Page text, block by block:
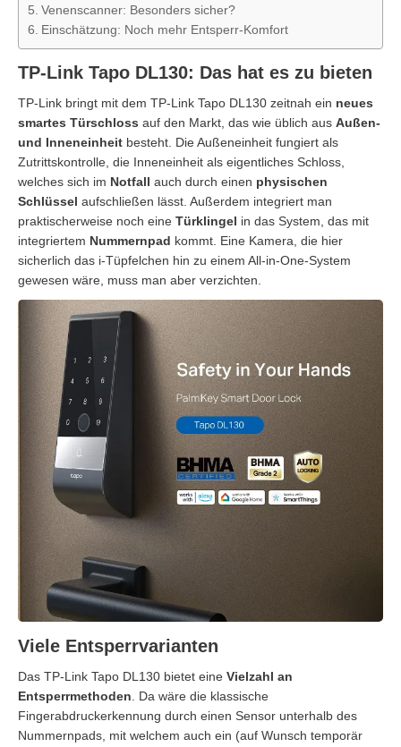
Venenscanner: Besonders sicher?
Einschätzung: Noch mehr Entsperr-Komfort
TP-Link Tapo DL130: Das hat es zu bieten
TP-Link bringt mit dem TP-Link Tapo DL130 zeitnah ein neues
smartes Türschloss auf den Markt, das wie üblich aus Außen-
und Inneneinheit besteht. Die Außeneinheit fungiert als
Zutrittskontrolle, die Inneneinheit als eigentliches Schloss,
welches sich im Notfall auch durch einen physischen
Schlüssel aufschließen lässt. Außerdem integriert man
praktischerweise noch eine Türklingel in das System, das mit
integriertem Nummernpad kommt. Eine Kamera, die hier
sicherlich das i-Tüpfelchen hin zu einem All-in-One-System
gewesen wäre, muss man aber verzichten.
Viele Entsperrvarianten
Das TP-Link Tapo DL130 bietet eine Vielzahl an
Entsperrmethoden. Da wäre die klassische
Fingerabdruckerkennung durch einen Sensor unterhalb des
Nummernpads, mit welchem auch ein (auf Wunsch temporär